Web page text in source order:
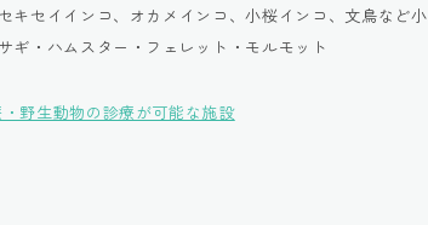
キセイインコ、オカメインコ、小桜インコ、文鳥など小
ギ・ハムスター・フェレット・モルモット
野生動物の診療が可能な施設